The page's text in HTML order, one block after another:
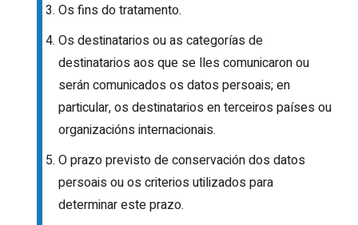
Os fins do tratamento.
Os destinatarios ou as categorías de
destinatarios aos que se lles comunicaron ou
serán comunicados os datos persoais; en
particular, os destinatarios en terceiros países ou
organizacións internacionais.
O prazo previsto de conservación dos datos
persoais ou os criterios utilizados para
determinar este prazo.